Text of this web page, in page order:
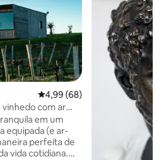
4,99 de uma avaliação média
4,99 (68)
vinhedo com ar
em um
equipada (e ar-
perfeita de
vida cotidiana.